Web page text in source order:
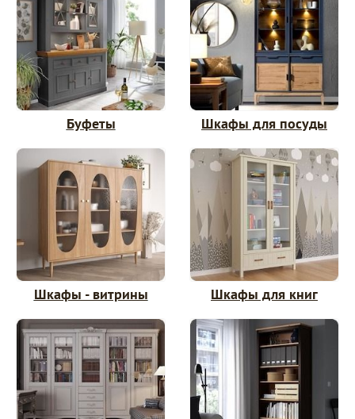
Буфеты Шкафы для посуды
Шкафы - витрины Шкафы для книг